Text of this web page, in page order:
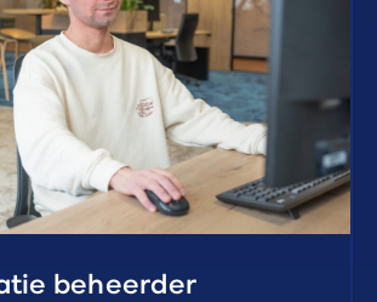
beheerder